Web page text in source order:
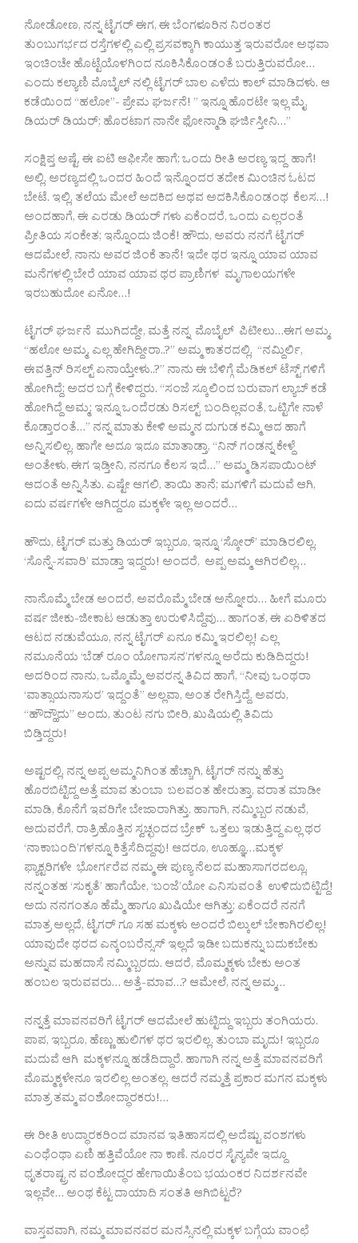
ನೋಡೋಣ, ನನ್ನ ಟೈಗರ್ ಈಗ, ಈ ಬೆಂಗಳೂರಿನ ನಿರಂತರ
ತುಂಬುಗರ್ಭದ ರಸ್ತೆಗಳಲ್ಲಿ ಎಲ್ಲಿ ಪ್ರಸವಕ್ಕಾಗಿ ಕಾಯುತ್ತ ಇರುವರೋ ಅಥವಾ
ಇಂಚಿಂಚೇ ಹೊಟ್ಟೆಯೊಳಗಿಂದ ನೂಕಿಸಿಕೊಂಡಂತೆ ಬರುತ್ತಿರುವರೋ…
ಎಂದು ಕಲ್ಯಾಣಿ ಮೊಬೈಲ್ ನಲ್ಲಿ ಟೈಗರ್ ಬಾಲ ಎಳೆದು ಕಾಲ್ ಮಾಡಿದಳು. ಆ
ಕಡೆಯಿಂದ “ಹಲೋ”- ಪ್ರೇಮ ಘರ್ಜನೆ! ” ಇನ್ನೂ ಹೊರಟೇ ಇಲ್ಲ ಮೈ
ಡಿಯರ್ ಡಿಯರ್; ಹೊರಟಾಗ ನಾನೇ ಫೋನ್ಮಾಡಿ ಘರ್ಜಿಸ್ತೀನಿ…”
ಸಂಕ್ಷಿಪ್ತ ಅಷ್ಟೆ. ಈ ಐಟಿ ಆಫೀಸೇ ಹಾಗೆ; ಒಂದು ರೀತಿ ಅರಣ್ಯ ಇದ್ದ ಹಾಗೆ!
ಅಲ್ಲಿ, ಅರಣ್ಯದಲ್ಲಿ ಒಂದರ ಹಿಂದೆ ಇನ್ನೊಂದರ ತದೇಕ ಮಿಂಚಿನ ಓಟದ
ಬೇಟೆ. ಇಲ್ಲಿ, ತಲೆಯ ಮೇಲೆ ಅದಕಿದ ಅಥವ ಅದಕಿಸಿಕೊಂಡಂಥ ಕೆಲಸ…!
ಅಂದಹಾಗೆ, ಈ ಎರಡು ಡಿಯರ್ ಗಳು ಏಕೆಂದರೆ, ಒಂದು ಎಲ್ಲರಂತೆ
ಪ್ರೀತಿಯ ಸಂಕೇತ; ಇನ್ನೊಂದು ಜಿಂಕೆ! ಹೌದು, ಅವರು ನನಗೆ ಟೈಗರ್
ಆದಮೇಲೆ, ನಾನು ಅವರ ಜಿಂಕೆ ತಾನೆ! ಇದೇ ಥರ ಇನ್ನೂ ಯಾವ ಯಾವ
ಮನೆಗಳಲ್ಲಿ ಬೇರೆ ಯಾವ ಯಾವ ಥರ ಪ್ರಾಣಿಗಳ ಮೃಗಾಲಯಗಳೇ
ಇರಬಹುದೋ ಏನೋ…!
ಟೈಗರ್ ಘರ್ಜನೆ ಮುಗಿದದ್ದೇ, ಮತ್ತೆ ನನ್ನ ಮೊಬೈಲ್ ಪಿಟೀಲು…ಈಗ ಅಮ್ಮ.
“ಹಲೋ ಅಮ್ಮ, ಎಲ್ಲ ಹೇಗಿದ್ದೀರಾ..?” ಅಮ್ಮ ಕಾತರದಲ್ಲಿ, “ನಮ್ದಿರ್ಲಿ,
ಈವತ್ತಿನ್ ರಿಸಲ್ಟ್ ಏನಾಯ್ತೇಳು..?” ನಾನು ಈ ಬೆಳಿಗ್ಗೆ ಮೆಡಿಕಲ್ ಟೆಸ್ಟ್ ಗಳಿಗೆ
ಹೋಗಿದ್ದೆ; ಅದರ ಬಗ್ಗೆ ಕೇಳಿದ್ದರು. “ಸಂಜೆ ಸ್ಕೂಲಿಂದ ಬರುವಾಗ ಲ್ಯಾಬ್ ಕಡೆ
ಹೋಗಿದ್ದೆ ಅಮ್ಮ; ಇನ್ನೂ ಒಂದೆರಡು ರಿಸಲ್ಟ್ ಬಂದಿಲ್ಲವಂತೆ, ಒಟ್ಟಿಗೇ ನಾಳೆ
ಕೊಡ್ತಾರಂತೆ…” ನನ್ನ ಮಾತು ಕೇಳಿ ಅಮ್ಮನ ದುಗುಡ ಕಮ್ಮಿ ಆದ ಹಾಗೆ
ಅನ್ನಿಸಲಿಲ್ಲ. ಹಾಗೇ ಅದೂ ಇದೂ ಮಾತಾಡ್ತಾ, “ನಿನ್ ಗಂಡನ್ನ ಕೇಳ್ದೆ
ಅಂತೇಳು, ಈಗ ಇಡ್ತೀನಿ, ನನಗೂ ಕೆಲಸ ಇದೆ…” ಅಮ್ಮ ಡಿಸಪಾಯಿಂಟ್
ಆದಂತೆ ಅನ್ನಿಸಿತು. ಎಷ್ಟೇ ಆಗಲಿ, ತಾಯಿ ತಾನೆ; ಮಗಳಿಗೆ ಮದುವೆ ಆಗಿ,
ಐದು ವರ್ಷಗಳೇ ಆಗಿದ್ದರೂ ಮಕ್ಕಳೇ ಇಲ್ಲ ಅಂದರೆ…
ಹೌದು, ಟೈಗರ್ ಮತ್ತು ಡಿಯರ್ ಇಬ್ಬರೂ, ಇನ್ನೂ ‘ಸ್ಕೋರ್’ ಮಾಡಿರಲಿಲ್ಲ.
‘ಸೊನ್ನೆ-ಸವಾರಿ’ ಮಾಡ್ತಾ ಇದ್ದರು! ಅಂದರೆ, ಅಪ್ಪ ಅಮ್ಮ ಆಗಿರಲಿಲ್ಲ…
ನಾನೊಮ್ಮೆ ಬೇಡ ಅಂದರೆ, ಅವರೊಮ್ಮೆ ಬೇಡ ಅನ್ನೋರು… ಹೀಗೆ ಮೂರು
ವರ್ಷ ಜೀಕು-ಜೀಕಾಟ ಆಡುತ್ತಾ ಉರುಳಿಸಿದ್ದೆವು… ಹಾಗಂತ, ಈ ಏರಿಳಿತದ
ಆಟದ ನಡುವೆಯೂ, ನನ್ನ ಟೈಗರ್ ಏನೂ ಕಮ್ಮಿ ಇರಲಿಲ್ಲ! ಎಲ್ಲ
ನಮೂನೆಯ ‘ಬೆಡ್ ರೂಂ ಯೋಗಾಸನ’ಗಳನ್ನೂ ಅರೆದು ಕುಡಿದಿದ್ದರು!
ಅದರಿಂದ ನಾನು, ಒಮ್ಮೊಮ್ಮೆ ಅವರನ್ನ ತಿವಿದ ಹಾಗೆ, “ನೀವು ಒಂಥರಾ
‘ವಾತ್ಸಾಯನಾಸುರ’ ಇದ್ದಂತೆ” ಅಲ್ಲವಾ, ಅಂತ ರೇಗಿಸ್ತಿದ್ದೆ. ಅವರು,
“ಹೌದ್ಹೌದು” ಅಂದು, ತುಂಟ ನಗು ಬೀರಿ, ಖುಷಿಯಲ್ಲಿ ತಿವಿದು
ಬಿಡ್ತಿದ್ದರು!
ಅಷ್ಟರಲ್ಲಿ, ನನ್ನ ಅಪ್ಪ ಅಮ್ಮನಿಗಿಂತ ಹೆಚ್ಚಾಗಿ, ಟೈಗರ್ ನನ್ನು ಹೆತ್ತು
ಹೊರಬಿಟ್ಟಿದ್ದ ಅತ್ತೆ ಮಾವ ತುಂಬಾ ಬಲವಂತ ಹೇರುತ್ತಾ, ವರಾತ ಮಾಡೀ
ಮಾಡಿ, ಕೊನೆಗೆ ಇವರಿಗೇ ಬೇಜಾರಾಗಿತ್ತು. ಹಾಗಾಗಿ, ನಮ್ಮಿಬ್ಬರ ನಡುವೆ,
ಅದುವರೆಗೆ, ರಾತ್ರಿಹೊತ್ತಿನ ಸ್ವಚ್ಛಂದದ ಬ್ರೇಕ್ ಒತ್ತಲು ಇಡುತ್ತಿದ್ದ ಎಲ್ಲ ಥರ
‘ನಾಕಾಬಂದಿ’ಗಳನ್ನೂ ಕಿತ್ತೆಸೆದಿದ್ದವು! ಆದರೂ, ಊಹ್ಞೂ…ಮಕ್ಕಳ
ಫ್ಯಾಕ್ಟರಿಗಳೇ ಭೋರ್ಗರೆವ ನಮ್ಮ ಈ ಪುಣ್ಯ ನೆಲದ ಮಹಾಸಾಗರದಲ್ಲೂ,
ನನ್ನಂತಹ ‘ಸುಕೃತೆ’ ಹಾಗೆಯೇ, ‘ಬಂಜೆ’ಯೋ ಎನಿಸುವಂತೆ ಉಳಿದುಬಿಟ್ಟಿದ್ದೆ!
ಅದು ನನಗಂತೂ ಹೆಮ್ಮೆ ಹಾಗೂ ಖುಷಿಯೇ ಆಗಿತ್ತು; ಏಕೆಂದರೆ ನನಗೆ
ಮಾತ್ರ ಅಲ್ಲದೆ, ಟೈಗರ್ ಗೂ ಸಹ ಮಕ್ಕಳು ಅಂದರೆ ಬಿಲ್ಕುಲ್ ಬೇಕಾಗಿರಲಿಲ್ಲ!
ಯಾವುದೇ ಥರದ ಎನ್ಕಂಬರೆನ್ಸಸ್ ಇಲ್ಲದೆ ಇಡೀ ಬದುಕನ್ನು ಬದುಕಬೇಕು
ಅನ್ನುವ ಮಹದಾಸೆ ನಮ್ಮಿಬ್ಬರದು. ಆದರೆ, ಮೊಮ್ಮಕ್ಕಳು ಬೇಕು ಅಂತ
ಹಂಬಲ ಇರುವವರು… ಅತ್ತೆ-ಮಾವ…? ಆಮೇಲೆ, ನನ್ನ ಅಮ್ಮ…
ನನ್ನತ್ತೆ ಮಾವನವರಿಗೆ ಟೈಗರ್ ಆದಮೇಲೆ ಹುಟ್ಟಿದ್ದು ಇಬ್ಬರು ತಂಗಿಯರು.
ಪಾಪ, ಇಬ್ಬರೂ, ಹೆಣ್ಣು ಹುಲಿಗಳ ಥರ ಇರಲಿಲ್ಲ. ತುಂಬಾ ಮೃದು! ಇಬ್ಬರೂ
ಮದುವೆ ಆಗಿ ಮಕ್ಕಳನ್ನೂ ಹಡೆದಿದ್ದಾರೆ. ಹಾಗಾಗಿ ನನ್ನ ಅತ್ತೆ ಮಾವನವರಿಗೆ
ಮೊಮ್ಮಕ್ಕಳೇನೂ ಇರಲಿಲ್ಲ ಅಂತಲ್ಲ. ಆದರೆ ನಮ್ಮತ್ತೆ ಪ್ರಕಾರ ಮಗನ ಮಕ್ಕಳು
ಮಾತ್ರ ತಮ್ಮ ವಂಶೋದ್ಧಾರಕರು!…
ಈ ರೀತಿ ಉದ್ಧಾರಕರಿಂದ ಮಾನವ ಇತಿಹಾಸದಲ್ಲಿ ಅದೆಷ್ಟು ವಂಶಗಳು
ಎಂಥೆಂಥಾ ಏಣಿ ಹತ್ತಿವೆಯೋ ನಾ ಕಾಣೆ. ನೂರರ ಸೈನ್ಯವೇ ಇದ್ದೂ
ಧೃತರಾಷ್ಟ್ರನ ವಂಶೋದ್ಧರ ಹೇಗಾಯಿತೆಂಬ ಭಯಂಕರ ನಿದರ್ಶನವೇ
ಇಲ್ಲವೇ… ಅಂಥ ಕೆಟ್ಟ ದಾಯಾದಿ ಸಂತತಿ ಆಗಿಬಿಟ್ಟರೆ?
ವಾಸ್ತವವಾಗಿ, ನಮ್ಮ ಮಾವನವರ ಮನಸ್ಸಿನಲ್ಲಿ ಮಕ್ಕಳ ಬಗ್ಗೆಯ ವಾಂಛೆ